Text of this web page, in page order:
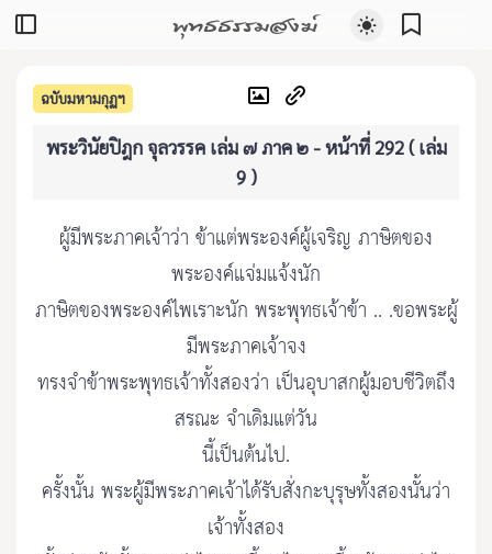
พุทธธรรมสงฆ์
ฉบับมหามกุฏฯ
พระวินัยปิฎก จุลวรรค เล่ม ๗ ภาค ๒ - หน้าที่ 292 ( เล่ม
9 )
ผู้มีพระภาคเจ้าว่า ข้าแต่พระองค์ผู้เจริญ ภาษิตของ
พระองค์แจ่มแจ้งนัก
ภาษิตของพระองค์ไพเราะนัก พระพุทธเจ้าข้า .. .ขอพระผู้
มีพระภาคเจ้าจง
ทรงจำข้าพระพุทธเจ้าทั้งสองว่า เป็นอุบาสกผู้มอบชีวิตถึง
สรณะ จำเดิมแต่วัน
นี้เป็นต้นไป.
ครั้งนั้น พระผู้มีพระภาคเจ้าได้รับสั่งกะบุรุษทั้งสองนั้นว่า
เจ้าทั้งสอง